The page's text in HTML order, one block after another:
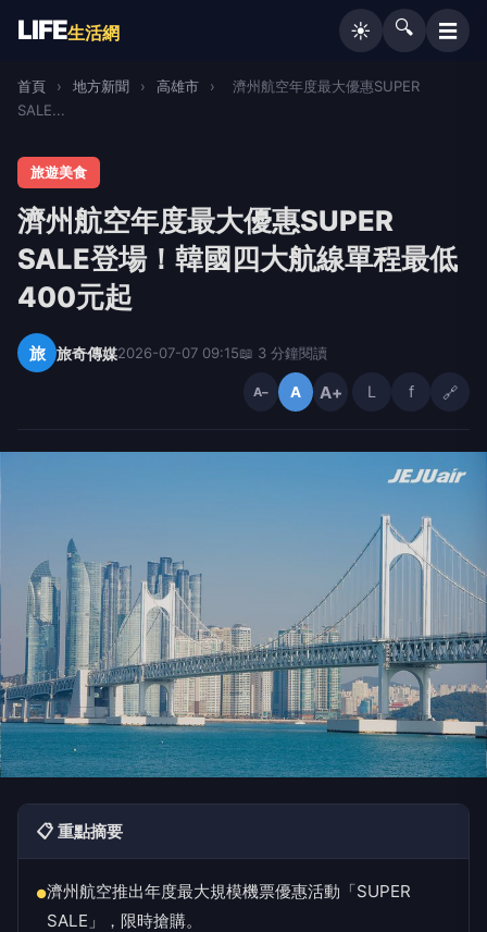
LIFE生活網 ☀️ 🔍 ☰
首頁 › 地方新聞 › 高雄市 ›
濟州航空年度最大優惠SUPER
SALE...
旅遊美食
濟州航空年度最大優惠SUPER
SALE登場！韓國四大航線單程最低
400元起
旅 旅奇傳媒2026-07-07 09:15📖 3 分鐘閱讀
A− A A+ L f 🔗
📋 重點摘要
●濟州航空推出年度最大規模機票優惠活動「SUPER
SALE」，限時搶購。